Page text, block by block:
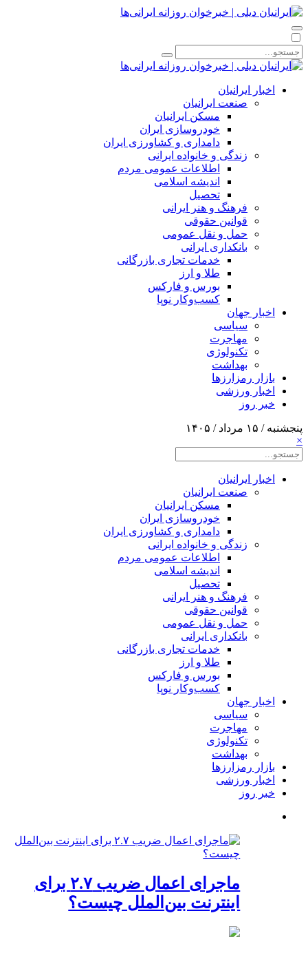
اخبار ایرانیان
صنعت ایرانیان
مسکن ایرانیان
خودروسازی ایران
دامداری و کشاورزی ایران
زندگی و خانواده ایرانی
اطلاعات عمومی مردم
اندیشه اسلامی
تحصیل
فرهنگ و هنر ایرانی
قوانین حقوقی
حمل و نقل عمومی
بانکداری ایرانی
خدمات تجاری بازرگانی
طلا و ارز
بورس و فارکس
کسب‌وکار نوپا
اخبار جهان
سیاسی
مهاجرت
تکنولوژی
بهداشت
بازار رمزارزها
اخبار ورزشی
خبر روز
پنجشنبه / ۱۵ مرداد / ۱۴۰۵
×
اخبار ایرانیان
صنعت ایرانیان
مسکن ایرانیان
خودروسازی ایران
دامداری و کشاورزی ایران
زندگی و خانواده ایرانی
اطلاعات عمومی مردم
اندیشه اسلامی
تحصیل
فرهنگ و هنر ایرانی
قوانین حقوقی
حمل و نقل عمومی
بانکداری ایرانی
خدمات تجاری بازرگانی
طلا و ارز
بورس و فارکس
کسب‌وکار نوپا
اخبار جهان
سیاسی
مهاجرت
تکنولوژی
بهداشت
بازار رمزارزها
اخبار ورزشی
خبر روز
ماجرای اعمال ضریب ۲.۷ برای
اینترنت بین‌الملل چیست؟